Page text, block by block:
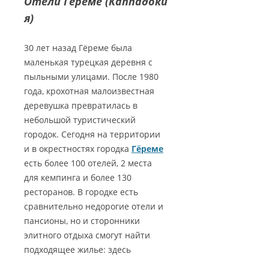
я)
30 лет назад Гёреме была
маленькая турецкая деревня с
пыльными улицами. После 1980
года, крохотная малоизвестная
деревушка превратилась в
небольшой туристический
городок. Сегодня на территории
и в окрестностях городка Гёреме
есть более 100 отелей, 2 места
для кемпинга и более 130
ресторанов. В городке есть
сравнительно недорогие отели и
пансионы, но и сторонники
элитного отдыха смогут найти
подходящее жилье: здесь